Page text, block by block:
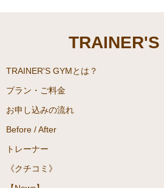
TRAINER'S
TRAINER'S GYMとは？
プラン・ご料金
お申し込みの流れ
Before / After
トレーナー
《クチコミ》